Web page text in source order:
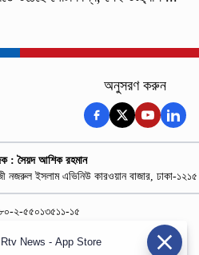
অনুসরণ করুন
: সৈয়দ আশিক রহমান
নজরুল ইসলাম এভিনিউ কারওয়ান বাজার, ঢাকা-১২১৫
২-৫৫০১৩৫১১-১৫
১৮৭৮১৮৪৩৬৯-৭০
Rtv News - App Store